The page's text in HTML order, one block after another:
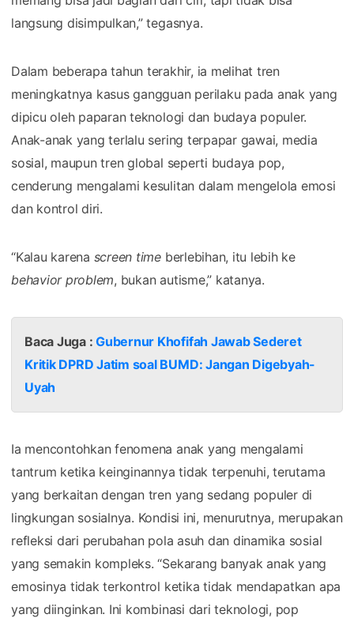
langsung disimpulkan,” tegasnya.
Dalam beberapa tahun terakhir, ia melihat tren
meningkatnya kasus gangguan perilaku pada anak yang
dipicu oleh paparan teknologi dan budaya populer.
Anak-anak yang terlalu sering terpapar gawai, media
sosial, maupun tren global seperti budaya pop,
cenderung mengalami kesulitan dalam mengelola emosi
dan kontrol diri.
“Kalau karena screen time berlebihan, itu lebih ke
behavior problem, bukan autisme,” katanya.
Baca Juga :Gubernur Khofifah Jawab Sederet
Kritik DPRD Jatim soal BUMD: Jangan Digebyah-
Uyah
Ia mencontohkan fenomena anak yang mengalami
tantrum ketika keinginannya tidak terpenuhi, terutama
yang berkaitan dengan tren yang sedang populer di
lingkungan sosialnya. Kondisi ini, menurutnya, merupakan
refleksi dari perubahan pola asuh dan dinamika sosial
yang semakin kompleks. “Sekarang banyak anak yang
emosinya tidak terkontrol ketika tidak mendapatkan apa
yang diinginkan. Ini kombinasi dari teknologi, pop